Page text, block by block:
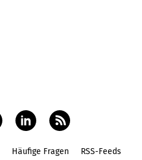
Häufige Fragen RSS-Feeds